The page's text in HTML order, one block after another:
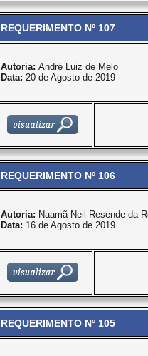
REQUERIMENTO Nº 107
Autoria: André Luiz de Melo
Data: 20 de Agosto de 2019
REQUERIMENTO Nº 106
Autoria: Naamã Neil Resende da
Data: 16 de Agosto de 2019
REQUERIMENTO Nº 105